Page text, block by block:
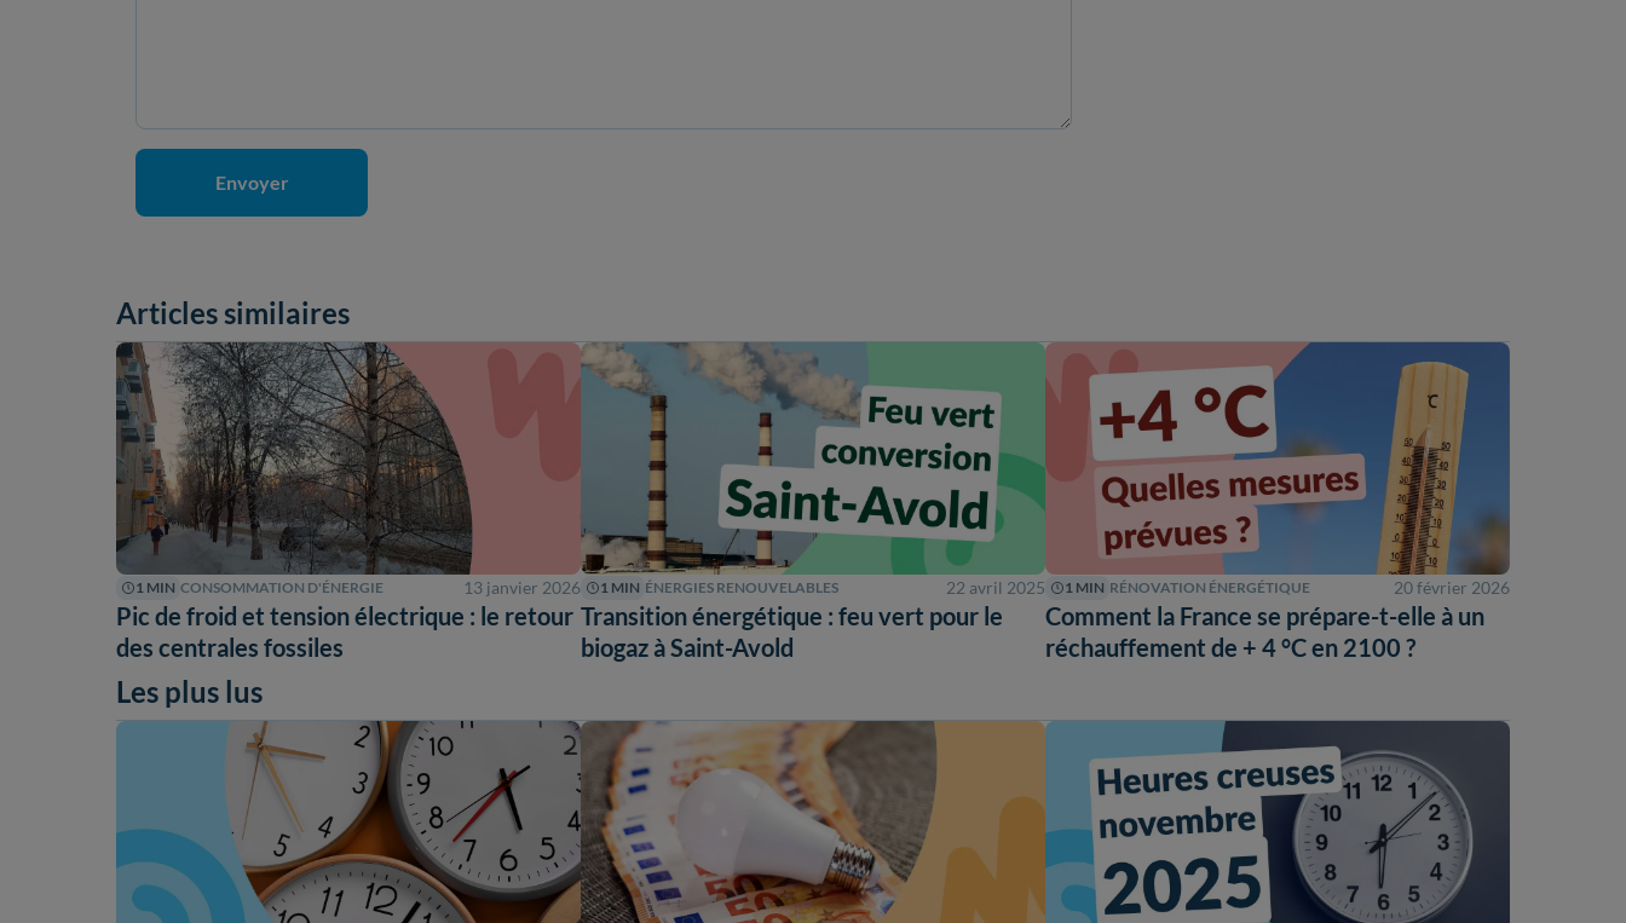
Articles similaires
1 MIN CONSOMMATION D'ÉNERGIE 13 janvier 2026
Pic de froid et tension électrique : le retour
des centrales fossiles
1 MIN ÉNERGIES RENOUVELABLES 22 avril 2025
Transition énergétique : feu vert pour le
biogaz à Saint-Avold
1 MIN RÉNOVATION ÉNERGÉTIQUE 20 février 2026
Comment la France se prépare-t-elle à un
réchauffement de + 4 °C en 2100 ?
Les plus lus